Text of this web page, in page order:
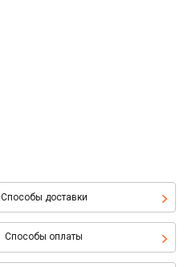
Способы доставки
Способы оплаты